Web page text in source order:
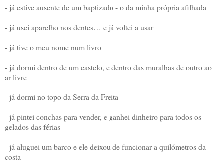
- já estive ausente de um baptizado - o da minha própria afilhada
- já usei aparelho nos dentes… e já voltei a usar
- já tive o meu nome num livro
- já dormi dentro de um castelo, e dentro das muralhas de outro ao
ar livre
- já dormi no topo da Serra da Freita
- já pintei conchas para vender, e ganhei dinheiro para todos os
gelados das férias
- já aluguei um barco e ele deixou de funcionar a quilómetros da
costa